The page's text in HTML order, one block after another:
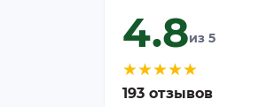
4.8из 5
★★★★★
193 отзывов